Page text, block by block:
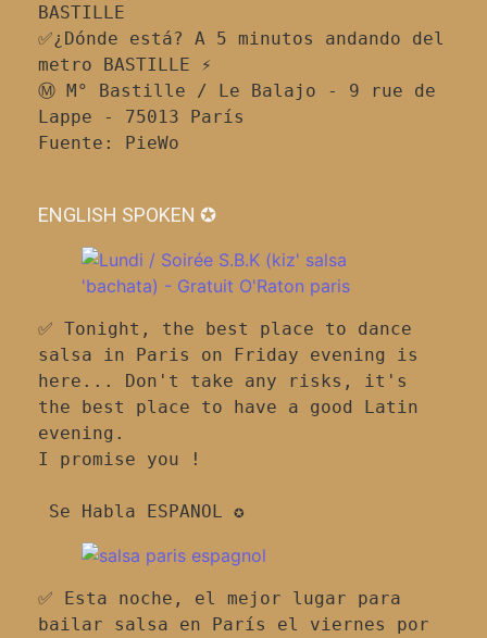
BASTILLE
✅¿Dónde está? A 5 minutos andando del
metro BASTILLE ⚡
Ⓜ️ M° Bastille / Le Balajo - 9 rue de
Lappe - 75013 París
Fuente: PieWo
ENGLISH SPOKEN ✪
✅ Tonight, the best place to dance
salsa in Paris on Friday evening is
here... Don't take any risks, it's
the best place to have a good Latin
evening.
I promise you !
✅ Esta noche, el mejor lugar para
bailar salsa en París el viernes por